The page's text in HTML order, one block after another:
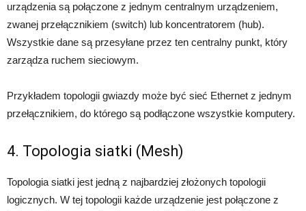
urządzenia są połączone z jednym centralnym urządzeniem,
zwanej przełącznikiem (switch) lub koncentratorem (hub).
Wszystkie dane są przesyłane przez ten centralny punkt, który
zarządza ruchem sieciowym.
Przykładem topologii gwiazdy może być sieć Ethernet z jednym
przełącznikiem, do którego są podłączone wszystkie komputery.
4. Topologia siatki (Mesh)
Topologia siatki jest jedną z najbardziej złożonych topologii
logicznych. W tej topologii każde urządzenie jest połączone z